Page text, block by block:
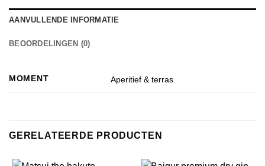
AANVULLENDE INFORMATIE
BEOORDELINGEN (0)
MOMENT Aperitief & terras
GERELATEERDE PRODUCTEN